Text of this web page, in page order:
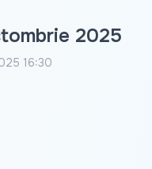
2025
16:30